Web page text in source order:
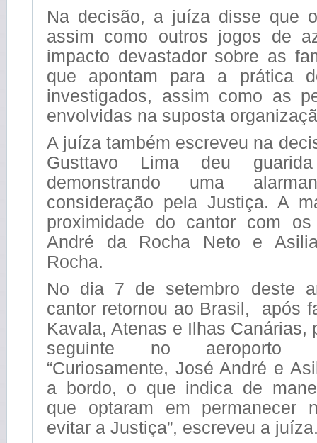
Na decisão, a juíza disse que
assim como outros jogos de
impacto devastador sobre as
que apontam para a prática
investigados, assim como as
envolvidas na suposta
A juíza também escreveu na
Gusttavo Lima deu
demonstrando uma
consideração pela Justiça. A
proximidade do cantor com
André da Rocha Neto e
Rocha.
No dia 7 de setembro deste
cantor retornou ao Brasil, após
Kavala, Atenas e Ilhas Canárias,
seguinte no aeroporto
“Curiosamente, José André e
a bordo, o que indica de
que optaram em permanecer
evitar a Justiça”, escreveu a